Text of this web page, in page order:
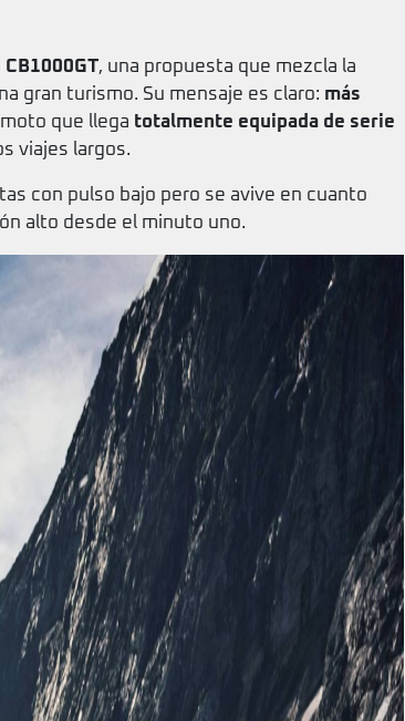
CB1000GT, una propuesta que mezcla la
gran turismo. Su mensaje es claro: más
que llega totalmente equipada de serie
viajes largos.
con pulso bajo pero se avive en cuanto
alto desde el minuto uno.